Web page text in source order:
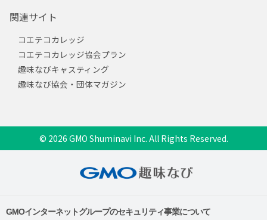
関連サイト
コエテコカレッジ
コエテコカレッジ協会プラン
趣味なびキャスティング
趣味なび協会・団体マガジン
© 2026 GMO Shuminavi Inc. All Rights Reserved.